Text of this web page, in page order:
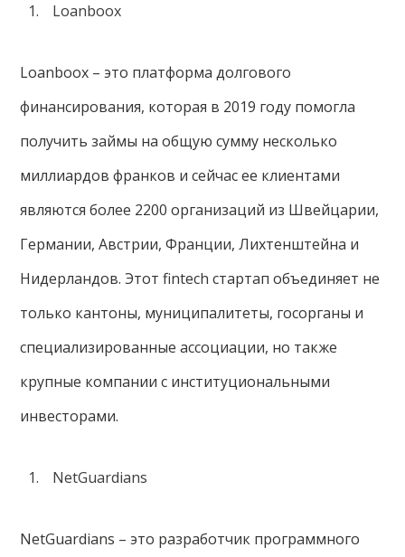
Loanboox
Loanboox – это платформа долгового
финансирования, которая в 2019 году помогла
получить займы на общую сумму несколько
миллиардов франков и сейчас ее клиентами
являются более 2200 организаций из Швейцарии,
Германии, Австрии, Франции, Лихтенштейна и
Нидерландов. Этот fintech стартап объединяет не
только кантоны, муниципалитеты, госорганы и
специализированные ассоциации, но также
крупные компании с институциональными
инвесторами.
NetGuardians
NetGuardians – это разработчик программного